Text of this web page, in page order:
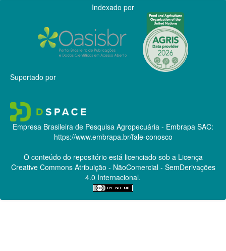
Indexado por
Suportado por
Empresa Brasileira de Pesquisa Agropecuária - Embrapa SAC:
https://www.embrapa.br/fale-conosco
O conteúdo do repositório está licenciado sob a Licença
Creative CommonsAtribuição - NãoComercial - SemDerivações
4.0 Internacional.